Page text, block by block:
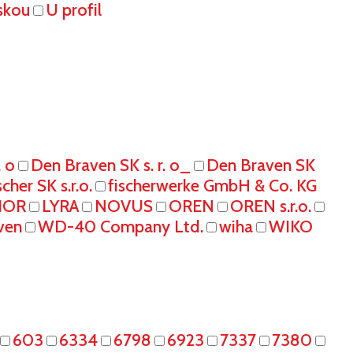
U profil
o Den Braven SK s. r. o_
Den Braven SK
SK s.r.o.
fischerwerke GmbH & Co. KG
LYRA NOVUS OREN
OREN s.r.o.
WD-40 Company Ltd. wiha WIKO
603 6334 6798 6923 7337
7380